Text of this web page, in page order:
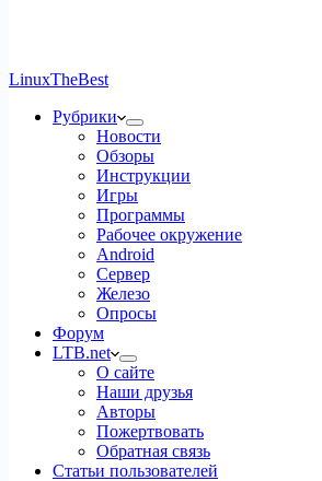
LinuxTheBest
Рубрики
Новости
Обзоры
Инструкции
Игры
Программы
Рабочее окружение
Android
Сервер
Железо
Опросы
Форум
LTB.net
О сайте
Наши друзья
Авторы
Пожертвовать
Обратная связь
Статьи пользователей